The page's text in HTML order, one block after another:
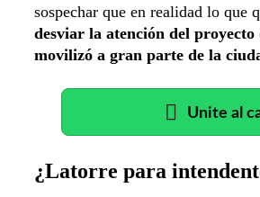
sospechar que en realidad lo que
desviar la atención del proyecto
movilizó a gran parte de la
Unite al
¿Latorre para